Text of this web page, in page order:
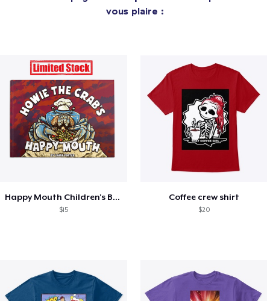
vous plaire :
Happy Mouth Children's Book
$15
Coffee crew shirt
$20